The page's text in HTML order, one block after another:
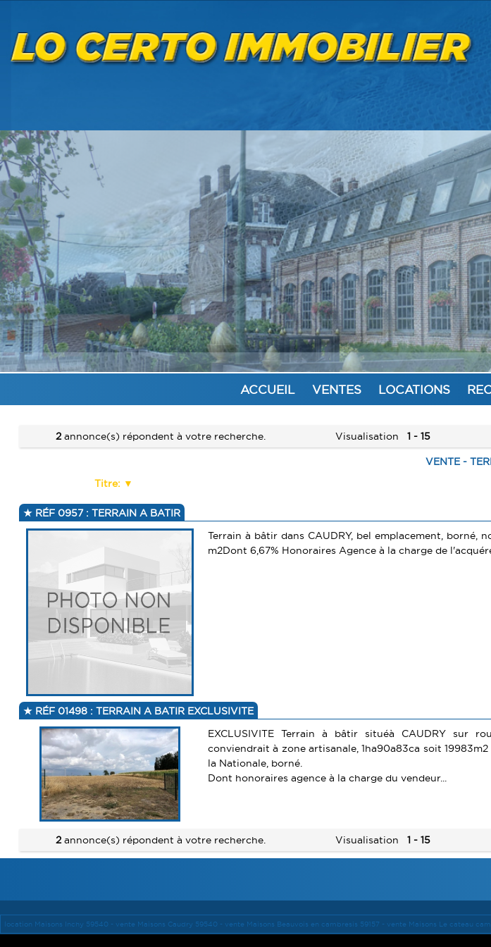
ACCUEIL VENTES LOCATIONS
2 annonce(s) répondent à votre recherche. Visualisation 1 - 15
VENTE -
Titre:
RÉF 0957 : TERRAIN A BATIR
Terrain à bâtir dans CAUDRY, bel emplacement, borné,
m2Dont 6,67% Honoraires Agence à la charge de
RÉF 01498 : TERRAIN A BATIR EXCLUSIVITE
EXCLUSIVITE Terrain à bâtir situéà CAUDRY sur
conviendrait à zone artisanale, 1ha90a83ca soit
la Nationale, borné.
Dont honoraires agence à la charge du vendeur...
2 annonce(s) répondent à votre recherche. Visualisation 1 - 15
location Maisons Inchy 59540 - vente Maisons Caudry 59540 - vente Maisons Beauvois en cambresis 59157 - vente Maisons Le cateau